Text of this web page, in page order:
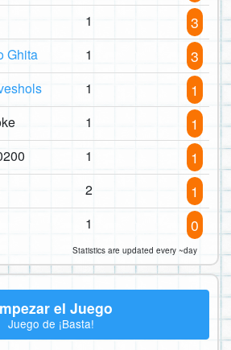
1 3
Ghita 1 3
1 1
1 1
1 1
2 1
1 0
Statistics are updated every ~day
el Juego
Juego de ¡Basta!